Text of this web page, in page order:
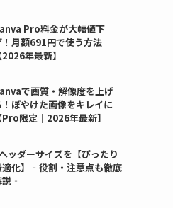
Pro料金が大幅値下
！月額691円で使う方法
2026年最新】
で画質・解像度を上げ
！ぼやけた画像をキレイに
Pro限定｜2026年最新】
ッダーサイズを【ぴったり
適化】‐役割・注意点も徹底
説‐